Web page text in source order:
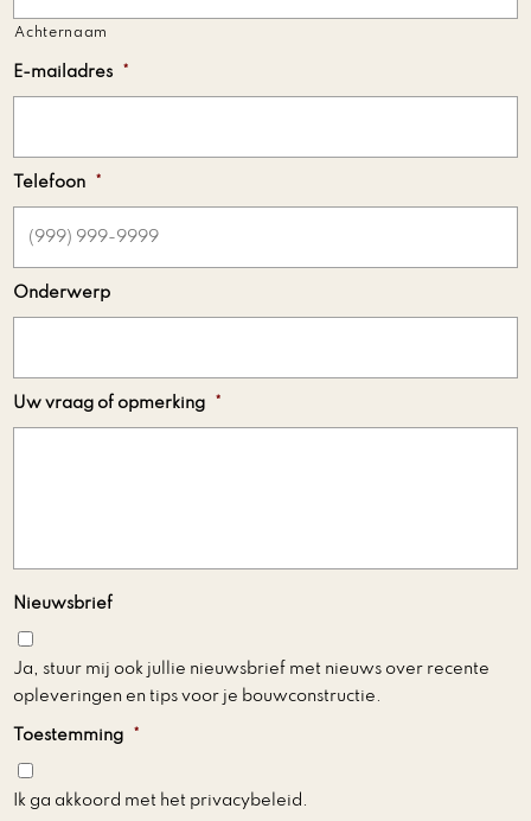
Achternaam
E-mailadres *
Telefoon *
Onderwerp
Uw vraag of opmerking *
Nieuwsbrief
Ja, stuur mij ook jullie nieuwsbrief met nieuws over recente
opleveringen en tips voor je bouwconstructie.
Toestemming *
Ik ga akkoord met het privacybeleid.